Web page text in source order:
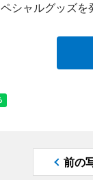
シャルグッズを
前の